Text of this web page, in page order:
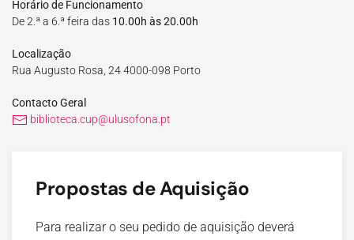
Horário de Funcionamento
De 2.ª a 6.ª feira das 10.00h às 20.00h
Localização
Rua Augusto Rosa, 24 4000-098 Porto
Contacto Geral
biblioteca.cup@ulusofona.pt
Propostas de Aquisição
Para realizar o seu pedido de aquisição deverá